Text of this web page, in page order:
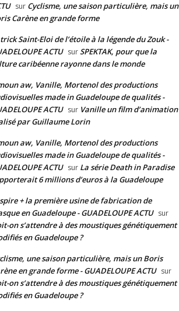
sur Cyclisme, une saison particulière, mais un
Carène en grande forme
Saint-Eloi de l’étoile à la légende du Zouk -
ACTU surSPEKTAK, pour que la
caribéenne rayonne dans le monde
aw, Vanille, Mortenol des productions
made in Guadeloupe de qualités -
ACTU sur Vanille un film d’animation
par Guillaume Lorin
aw, Vanille, Mortenol des productions
made in Guadeloupe de qualités -
ACTU sur La série Death in Paradise
6 millions d’euros à la Guadeloupe
+ la première usine de fabrication de
en Guadeloupe - GUADELOUPE ACTU sur
on s’attendre à des moustiques génétiquement
en Guadeloupe ?
une saison particulière, mais un Boris
en grande forme - GUADELOUPE ACTU sur
on s’attendre à des moustiques génétiquement
en Guadeloupe ?